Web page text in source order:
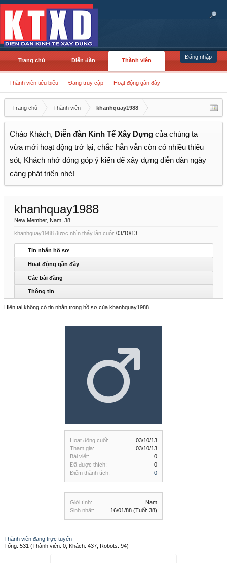
Đăng nhập
Trang chủ Diễn đàn Thành viên
Thành viên tiêu biểu Đang truy cập Hoạt động gần đây
Trang chủ Thành viên khanhquay1988
Chào Khách, Diễn đàn Kinh Tế Xây Dựng của chúng ta
vừa mới hoạt động trở lại, chắc hẳn vẫn còn có nhiều thiếu
sót, Khách nhớ đóng góp ý kiến để xây dựng diễn đàn ngày
càng phát triển nhé!
Hoạt động cuối:
03/10/13
Tham gia:
03/10/13
Bài viết:
0
Đã được thích:
0
Điểm thành tích:
0
Giới tính:
Nam
Sinh nhật:
16/01/88 (Tuổi: 38)
khanhquay1988
New Member, Nam, 38
khanhquay1988 được nhìn thấy lần cuối: 03/10/13
Tin nhắn hồ sơ
Hoạt động gần đây
Các bài đăng
Thông tin
Hiện tại không có tin nhắn trong hồ sơ của khanhquay1988.
Thành viên đang trực tuyến
Tổng: 531 (Thành viên: 0, Khách: 437, Robots: 94)